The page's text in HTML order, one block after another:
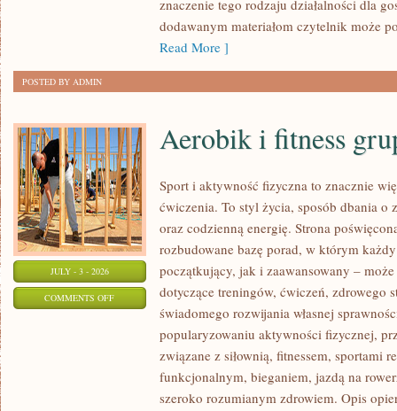
znaczenie tego rodzaju działalności dla
dodawanym materiałom czytelnik może
Read More ]
POSTED BY ADMIN
JULY - 3 - 2026
COMMENTS OFFON
Aerobik i fitness
Sport i aktywność fizyczna to znacznie
ćwiczenia. To styl życia, sposób dbania o
oraz codzienną energię. Strona
rozbudowane bazę porad, w którym
początkujący, jak i zaawansowany –
dotyczące treningów, ćwiczeń, zdrowego
świadomego rozwijania własnej
popularyzowaniu aktywności fizycznej,
związane z siłownią, fitnessem, sportami
funkcjonalnym, bieganiem, jazdą na
szeroko rozumianym zdrowiem. Opis